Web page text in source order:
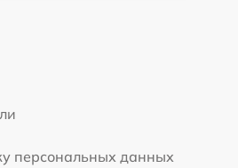
персональных данных